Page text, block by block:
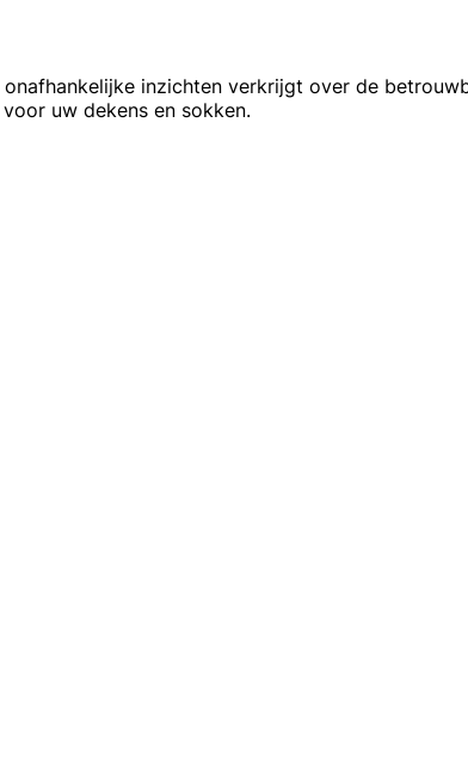
inzichten verkrijgt over de
uw dekens en sokken.